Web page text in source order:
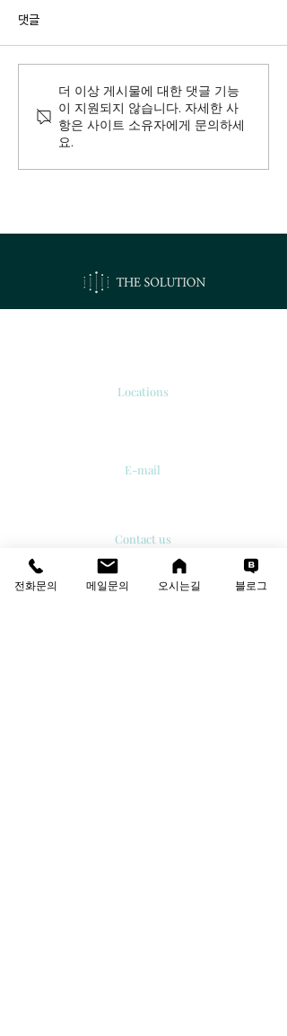
댓글
더 이상 게시물에 대한 댓글 기능
이 지원되지 않습니다. 자세한 사
항은 사이트 소유자에게 문의하세
요.
Locations
E-mail
Contact us
T:02-6081-8700
F: 02-6081-8701
전화문의 메일문의 오시는길 블로그